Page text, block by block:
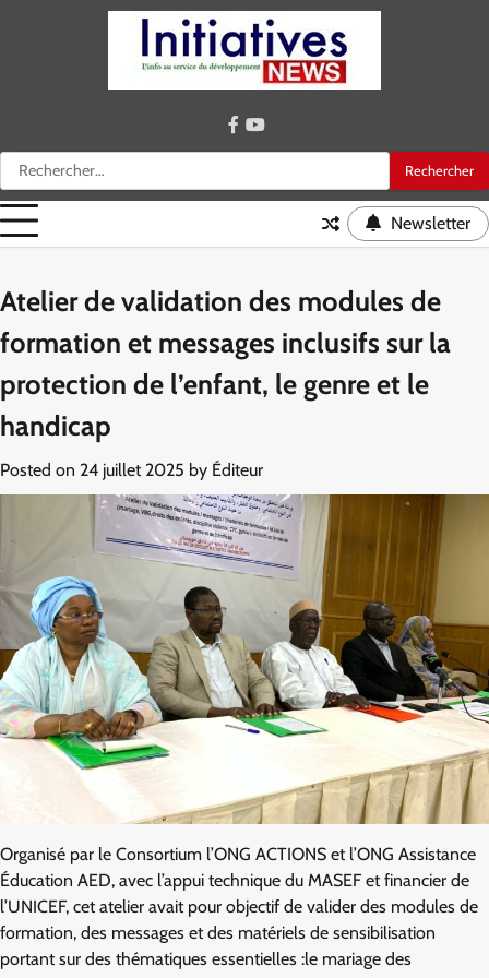
Rechercher :
facebook
youtube
Newsletter
Atelier de validation des modules de
formation et messages inclusifs sur la
protection de l’enfant, le genre et le
handicap
Posted on 24 juillet 2025 by Éditeur
Organisé par le Consortium l’ONG ACTIONS et l’ONG Assistance
Éducation AED, avec l’appui technique du MASEF et financier de
l’UNICEF, cet atelier avait pour objectif de valider des modules de
formation, des messages et des matériels de sensibilisation
portant sur des thématiques essentielles :le mariage des